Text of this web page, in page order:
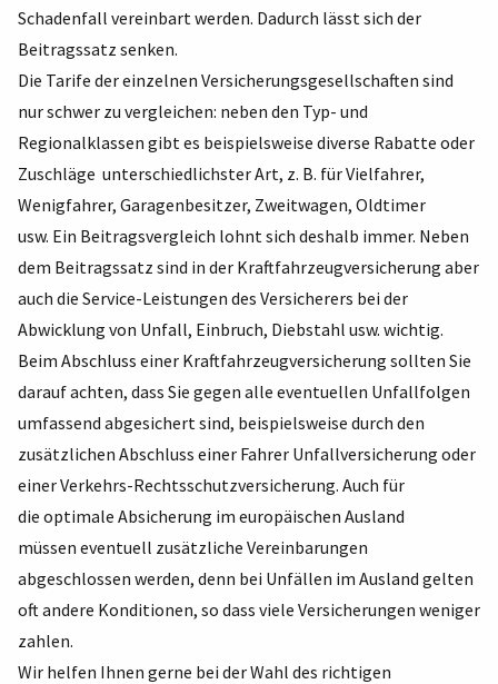
Schadenfall vereinbart werden. Dadurch lässt sich der
Beitragssatz senken.
Die Tarife der einzelnen Versicherungsgesellschaften sind
nur schwer zu vergleichen: neben den Typ- und
Regionalklassen gibt es beispielsweise diverse Rabatte oder
Zuschläge unterschiedlichster Art, z. B. für Vielfahrer,
Wenigfahrer, Garagenbesitzer, Zweitwagen, Oldtimer
usw. Ein Beitragsvergleich lohnt sich deshalb immer. Neben
dem Beitragssatz sind in der Kraftfahrzeugversicherung aber
auch die Service-Leistungen des Versicherers bei der
Abwicklung von Unfall, Einbruch, Diebstahl usw. wichtig.
Beim Abschluss einer Kraftfahrzeugversicherung sollten Sie
darauf achten, dass Sie gegen alle eventuellen Unfallfolgen
umfassend abgesichert sind, beispielsweise durch den
zusätzlichen Abschluss einer Fahrer Unfallversicherung oder
einer Verkehrs-Rechtsschutzversicherung. Auch für
die optimale Absicherung im europäischen Ausland
müssen eventuell zusätzliche Vereinbarungen
abgeschlossen werden, denn bei Unfällen im Ausland gelten
oft andere Konditionen, so dass viele Versicherungen weniger
zahlen.
Wir helfen Ihnen gerne bei der Wahl des richtigen